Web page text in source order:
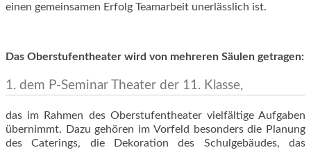
einen gemeinsamen Erfolg Teamarbeit unerlässlich ist.
Das Oberstufentheater wird von mehreren Säulen getragen:
1. dem P-Seminar Theater der 11. Klasse,
das im Rahmen des Oberstufentheater vielfältige Aufgaben
übernimmt.
Dazu gehören im Vorfeld besonders die Planung
des Caterings, die Dekoration des Schulgebäudes, das